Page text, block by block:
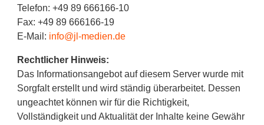
Telefon: +49 89 666166-10
Fax: +49 89 666166-19
E-Mail: info@jl-medien.de
Rechtlicher Hinweis:
Das Informationsangebot auf diesem Server wurde mit
Sorgfalt erstellt und wird ständig überarbeitet. Dessen
ungeachtet können wir für die Richtigkeit,
Vollständigkeit und Aktualität der Inhalte keine Gewähr